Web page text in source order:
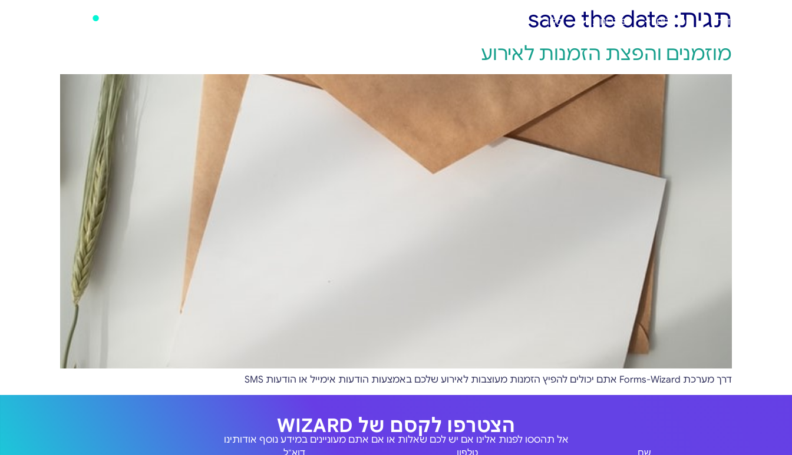
אודות מוצרים פתרונות בלוג תגית: save the date
מוזמנים והפצת הזמנות לאירוע
דרך מערכת Forms-Wizard אתם יכולים להפיץ הזמנות מעוצבות לאירוע שלכם באמצעות הודעות אימייל או הודעות SMS
הצטרפו לקסם של WIZARD
אל תהססו לפנות אלינו אם יש לכם שאלות או אם אתם מעוניינים במידע נוסף אודותינו